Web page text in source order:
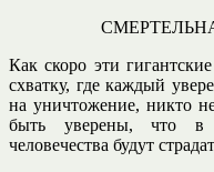
Как скоро эти
схватку, где каждый
на уничтожение, никто
быть уверены, что в
человечества будут